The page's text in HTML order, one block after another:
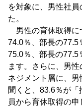
を対象に、男性社
た。
男性の育休取得に
74.0％、部長の77.5
75.0％、部長の77.5
ます。さらに、男
ネジメント層に、
聞くと、83.6％が
員から育休取得の